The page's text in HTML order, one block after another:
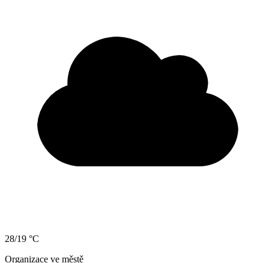
28/19 °C
Organizace ve městě